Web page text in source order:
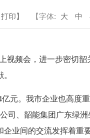
打印】 【字体: 大 中
频会，进一步密切韶
献。
元。我市企业也高度
司、韶能集团广东绿
企业间的交流发挥着